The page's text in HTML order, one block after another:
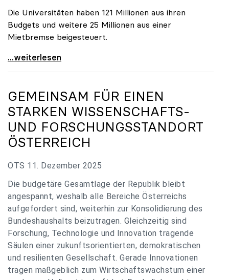
Die Universitäten haben 121 Millionen aus ihren
Budgets und weitere 25 Millionen aus einer
Mietbremse beigesteuert.
„Verzögerung unverständlich“: Universitäten
...weiterlesen
GEMEINSAM FÜR EINEN
STARKEN WISSENSCHAFTS-
UND FORSCHUNGSSTANDORT
ÖSTERREICH
OTS 11. Dezember 2025
Die budgetäre Gesamtlage der Republik bleibt
angespannt, weshalb alle Bereiche Österreichs
aufgefordert sind, weiterhin zur Konsolidierung des
Bundeshaushalts beizutragen. Gleichzeitig sind
Forschung, Technologie und Innovation tragende
Säulen einer zukunftsorientierten, demokratischen
und resilienten Gesellschaft. Gerade Innovationen
tragen maßgeblich zum Wirtschaftswachstum einer